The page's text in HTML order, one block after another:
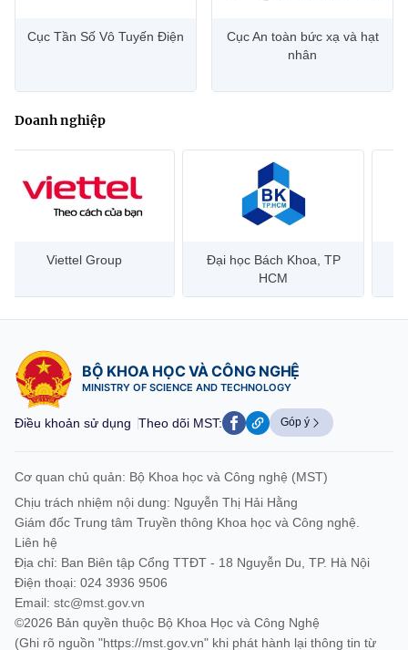
Cục Tần Số Vô Tuyến Điện
Cục An toàn bức xạ và hạt
nhân
Doanh nghiệp
Đại học Bách Khoa, TP
Bưu điện Việt Nam –
Vietnam Post
BỘ KHOA HỌC VÀ CÔNG NGHỆ
MINISTRY OF SCIENCE AND TECHNOLOGY
Điều khoản sử dụng Theo dõi MST: Góp ý
Cơ quan chủ quản: Bộ Khoa học và Công nghệ (MST)
Chịu trách nhiệm nội dung: Nguyễn Thị Hải Hằng
Giám đốc Trung tâm Truyền thông Khoa học và Công nghệ.
Liên hệ
Địa chỉ: Ban Biên tập Cổng TTĐT - 18 Nguyễn Du, TP. Hà Nội
Điện thoại: 024 3936 9506
Email: stc@mst.gov.vn
©2026 Bản quyền thuộc Bộ Khoa Học và Công Nghệ
(Ghi rõ nguồn "https://mst.gov.vn" khi phát hành lại thông tin từ